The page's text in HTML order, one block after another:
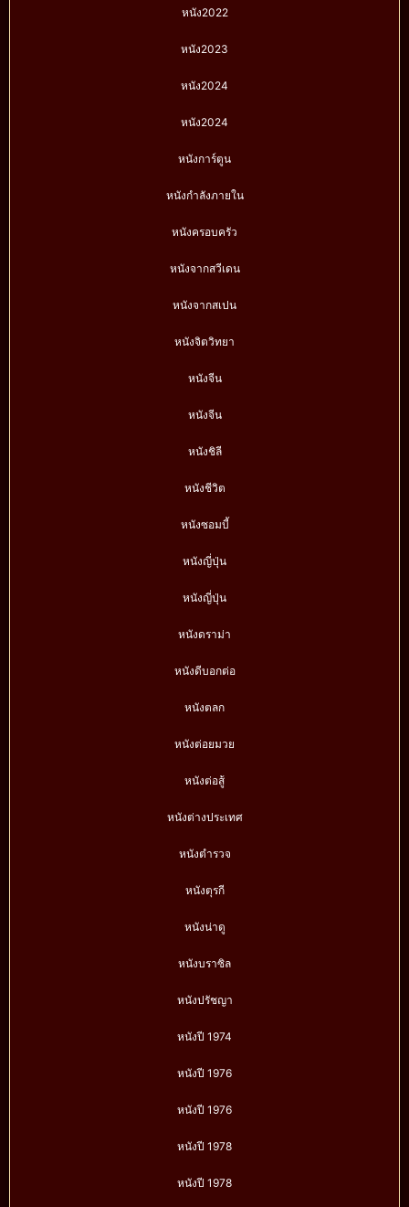
หนัง2022
หนัง2023
หนัง2024
หนัง2024
หนังการ์ตูน
หนังกำลังภายใน
หนังครอบครัว
หนังจากสวีเดน
หนังจากสเปน
หนังจิตวิทยา
หนังจีน
หนังจีน
หนังชิลี
หนังชีวิต
หนังซอมบี้
หนังญี่ปุ่น
หนังญี่ปุ่น
หนังดราม่า
หนังดีบอกต่อ
หนังตลก
หนังต่อยมวย
หนังต่อสู้
หนังต่างประเทศ
หนังตำรวจ
หนังตุรกี
หนังน่าดู
หนังบราซิล
หนังปรัชญา
หนังปี 1974
หนังปี 1976
หนังปี 1976
หนังปี 1978
หนังปี 1978